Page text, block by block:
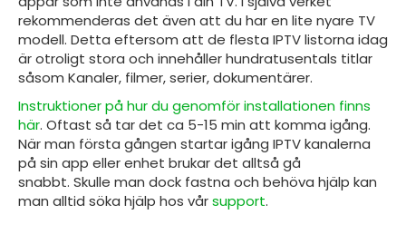
rekommenderas det även att du har en lite nyare TV
modell. Detta eftersom att de flesta IPTV listorna idag
är otroligt stora och innehåller hundratusentals titlar
såsom Kanaler, filmer, serier, dokumentärer.
Instruktioner på hur du genomför installationen finns
här. Oftast så tar det ca 5-15 min att komma igång.
När man första gången startar igång IPTV kanalerna
på sin app eller enhet brukar det alltså gå
snabbt. Skulle man dock fastna och behöva hjälp kan
man alltid söka hjälp hos vårsupport.